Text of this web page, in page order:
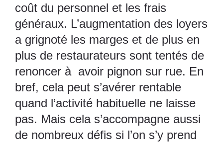
coût du personnel et les frais
généraux. L’augmentation des loyers
a grignoté les marges et de plus en
plus de restaurateurs sont tentés de
renoncer à avoir pignon sur rue. En
bref, cela peut s’avérer rentable
quand l’activité habituelle ne laisse
pas. Mais cela s’accompagne aussi
de nombreux défis si l’on s’y prend